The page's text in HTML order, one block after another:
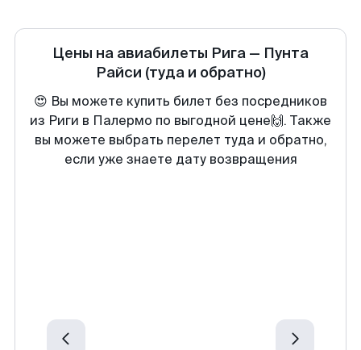
Цены на авиабилеты Рига — Пунта
Райси (туда и обратно)
😍 Вы можете купить билет без посредников
из Риги в Палермо по выгодной цене🙌. Также
вы можете выбрать перелет туда и обратно,
если уже знаете дату возвращения